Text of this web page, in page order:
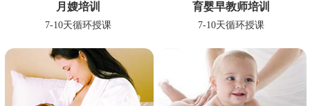
月嫂培训
7-10天循环授课
育婴早教师培训
7-10天循环授课